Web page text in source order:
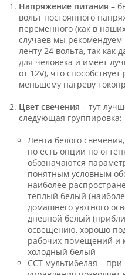
Напряжение питания –
вольт постоянного
переменного (как в
случаев мы рекомендуем
ленту 24 вольта, так как
для человека и имеет
от 12V), что
меньшему нагреву
Цвет свечения – тут
следующая группировка:
Лента белого
но есть опции по
обозначаются
понятным условным
наиболее
теплый белый
домашнего уютного
дневной белый
освещению, хорошо
рабочих помещений и
холодный белый
CCT мультибелая –